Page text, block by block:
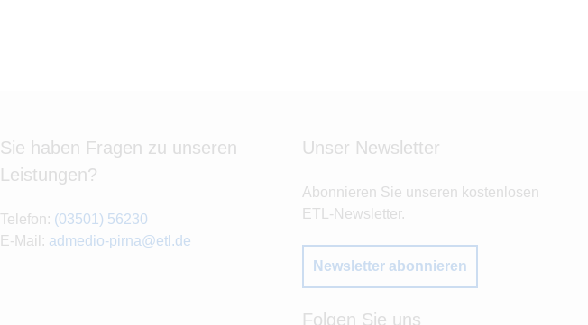
Sie haben Fragen zu unseren
Leistungen?
Telefon: (03501) 56230
E-Mail: admedio-pirna@etl.de
Unser Newsletter
Abonnieren Sie unseren kostenlosen
ETL-Newsletter.
Newsletter abonnieren
Folgen Sie uns